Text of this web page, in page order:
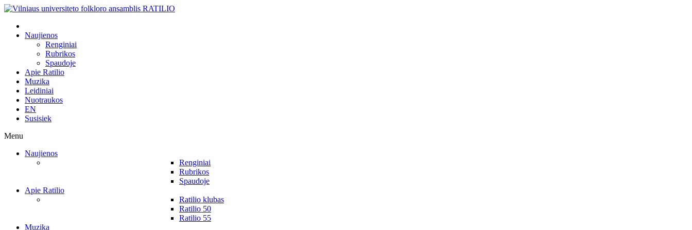
Naujienos
Renginiai
Rubrikos
Spaudoje
Apie Ratilio
Muzika
Leidiniai
Nuotraukos
EN
Susisiek
Menu
Naujienos
Renginiai
Rubrikos
Spaudoje
Apie Ratilio
Ratilio klubas
Ratilio 50
Ratilio 55
Muzika